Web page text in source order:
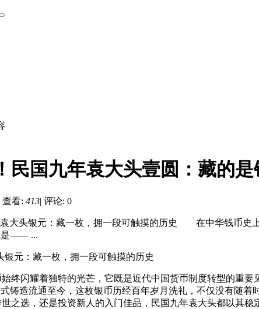
民国九年袁大头壹圆：藏的
查看: 413| 评论: 0
头银元：藏一枚，拥一段可触摸的历史 在中华钱币史上
是—— ...
元：藏一枚，拥一段可触摸的历史
闪耀着独特的光芒，它既是近代中国货币制度转型的重
铸造流通至今，这枚银币历经百年岁月洗礼，不仅没有随
之选，还是投资新人的入门佳品，民国九年袁大头都以其